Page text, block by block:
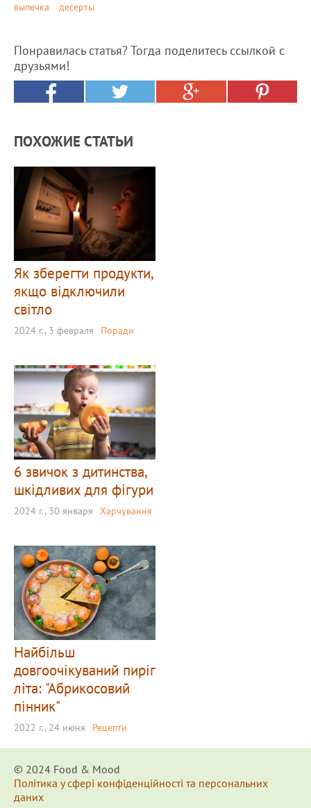
выпечка
десерты
Понравилась статья? Тогда поделитесь ссылкой с
друзьями!
ПОХОЖИЕ СТАТЬИ
Як зберегти продукти,
якщо відключили
світло
2024 г., 3 февраля Поради
6 звичок з дитинства,
шкідливих для фігури
2024 г., 30 января Харчування
Найбільш
довгоочікуваний пиріг
літа: "Абрикосовий
пінник"
2022 г., 24 июня Рецепти
© 2024 Food & Мood
Політика у сфері конфіденційності та персональних
даних